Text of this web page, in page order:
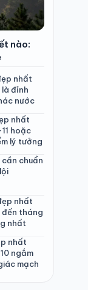
nào:
nhất
đỉnh
nước
nhất
hoặc
lý tưởng
chuẩn
nhất
đến tháng
nhất
nhất
ngắm
mạch